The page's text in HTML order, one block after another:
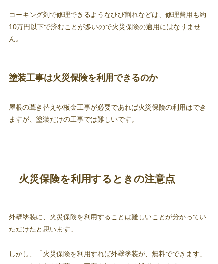
コーキング剤で修理できるようなひび割れなどは、修理費用も約
10万円以下で済むことが多いので火災保険の適用にはなりませ
ん。
塗装工事は火災保険を利用できるのか
屋根の葺き替えや板金工事が必要であれば火災保険の利用はでき
ますが、塗装だけの工事では難しいです。
火災保険を利用するときの注意点
外壁塗装に、火災保険を利用することは難しいことが分かってい
ただけたと思います。
しかし、「火災保険を利用すれば外壁塗装が、無料でできます」